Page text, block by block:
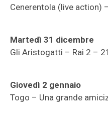
Cenerentola (live action)
Martedì 31 dicembre
Gli Aristogatti – Rai 2 –
Giovedì 2 gennaio
Togo – Una grande